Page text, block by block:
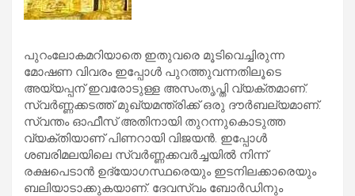
പുറംലോകമറിയാതെ ഇതുവരെ മൂടിവെച്ചിരുന്ന
മോഷണ വിവരം ഇപ്പോള്‍ പുറത്തുവന്നതിലൂടെ
അയ്യപ്പന് ഇവരോടുള്ള അസംതൃപ്തി വ്യക്തമാണ്.
സ്വര്‍ണ്ണക്കടത്ത് മുഖ്യമന്ത്രിക്ക് ഒരു ദൗര്‍ബല്യമാണ്.
സ്വന്തം ഓഫീസ് അതിനായി തുറന്നുകൊടുത്ത
വ്യക്തിയാണ് പിണറായി വിജയന്‍. ഇപ്പോള്‍
ശബരിമലയിലെ സ്വര്‍ണ്ണക്കവര്‍ച്ചയില്‍ നിന്ന്
രക്ഷപെടാന്‍ ഉദ്യോഗസ്ഥരെയും ഇടനിലക്കാരെയും
ബലിയാടാക്കുകയാണ്. ദേവസ്വം ബോര്‍ഡിനും